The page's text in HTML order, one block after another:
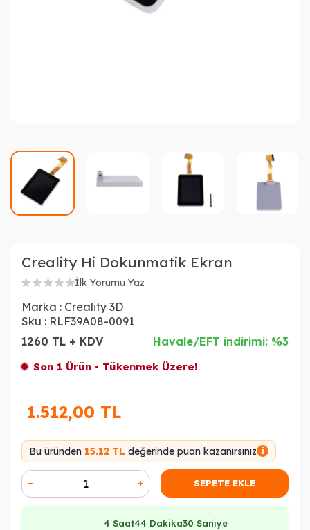
Creality Hi Dokunmatik Ekran
İlk Yorumu Yaz
Marka : Creality 3D
Sku : RLF39A08-0091
1260 TL + KDV
Havale/EFT indirimi: %3
Son 1 Ürün • Tükenmek Üzere!
1.512,00 TL
Bu üründen 15.12 TL değerinde puan kazanırsınız i
SEPETE EKLE
4 Saat44 Dakika30 Saniye